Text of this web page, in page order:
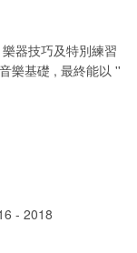
新蒲崗、黃埔、深水
器技巧及特別練習
樂基礎 , 最終能以 ''
- 2018